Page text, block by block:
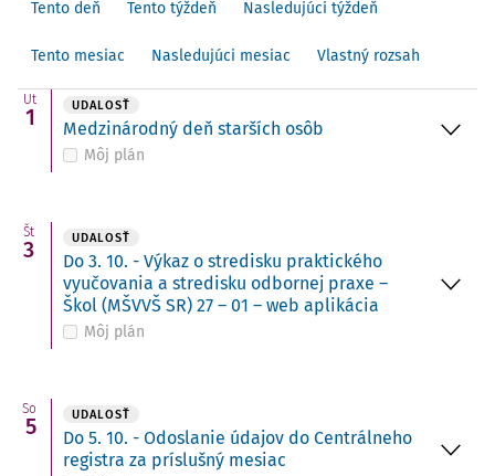
Tento deň Tento týždeň Nasledujúci týždeň
Tento mesiac Nasledujúci mesiac Vlastný rozsah
Ut
1 UDALOSŤ
Medzinárodný deň starších osôb
Môj plán
Št
3 UDALOSŤ
Do 3. 10. - Výkaz o stredisku praktického
vyučovania a stredisku odbornej praxe –
Škol (MŠVVŠ SR) 27 – 01 – web aplikácia
Môj plán
So
5 UDALOSŤ
Do 5. 10. - Odoslanie údajov do Centrálneho
registra za príslušný mesiac